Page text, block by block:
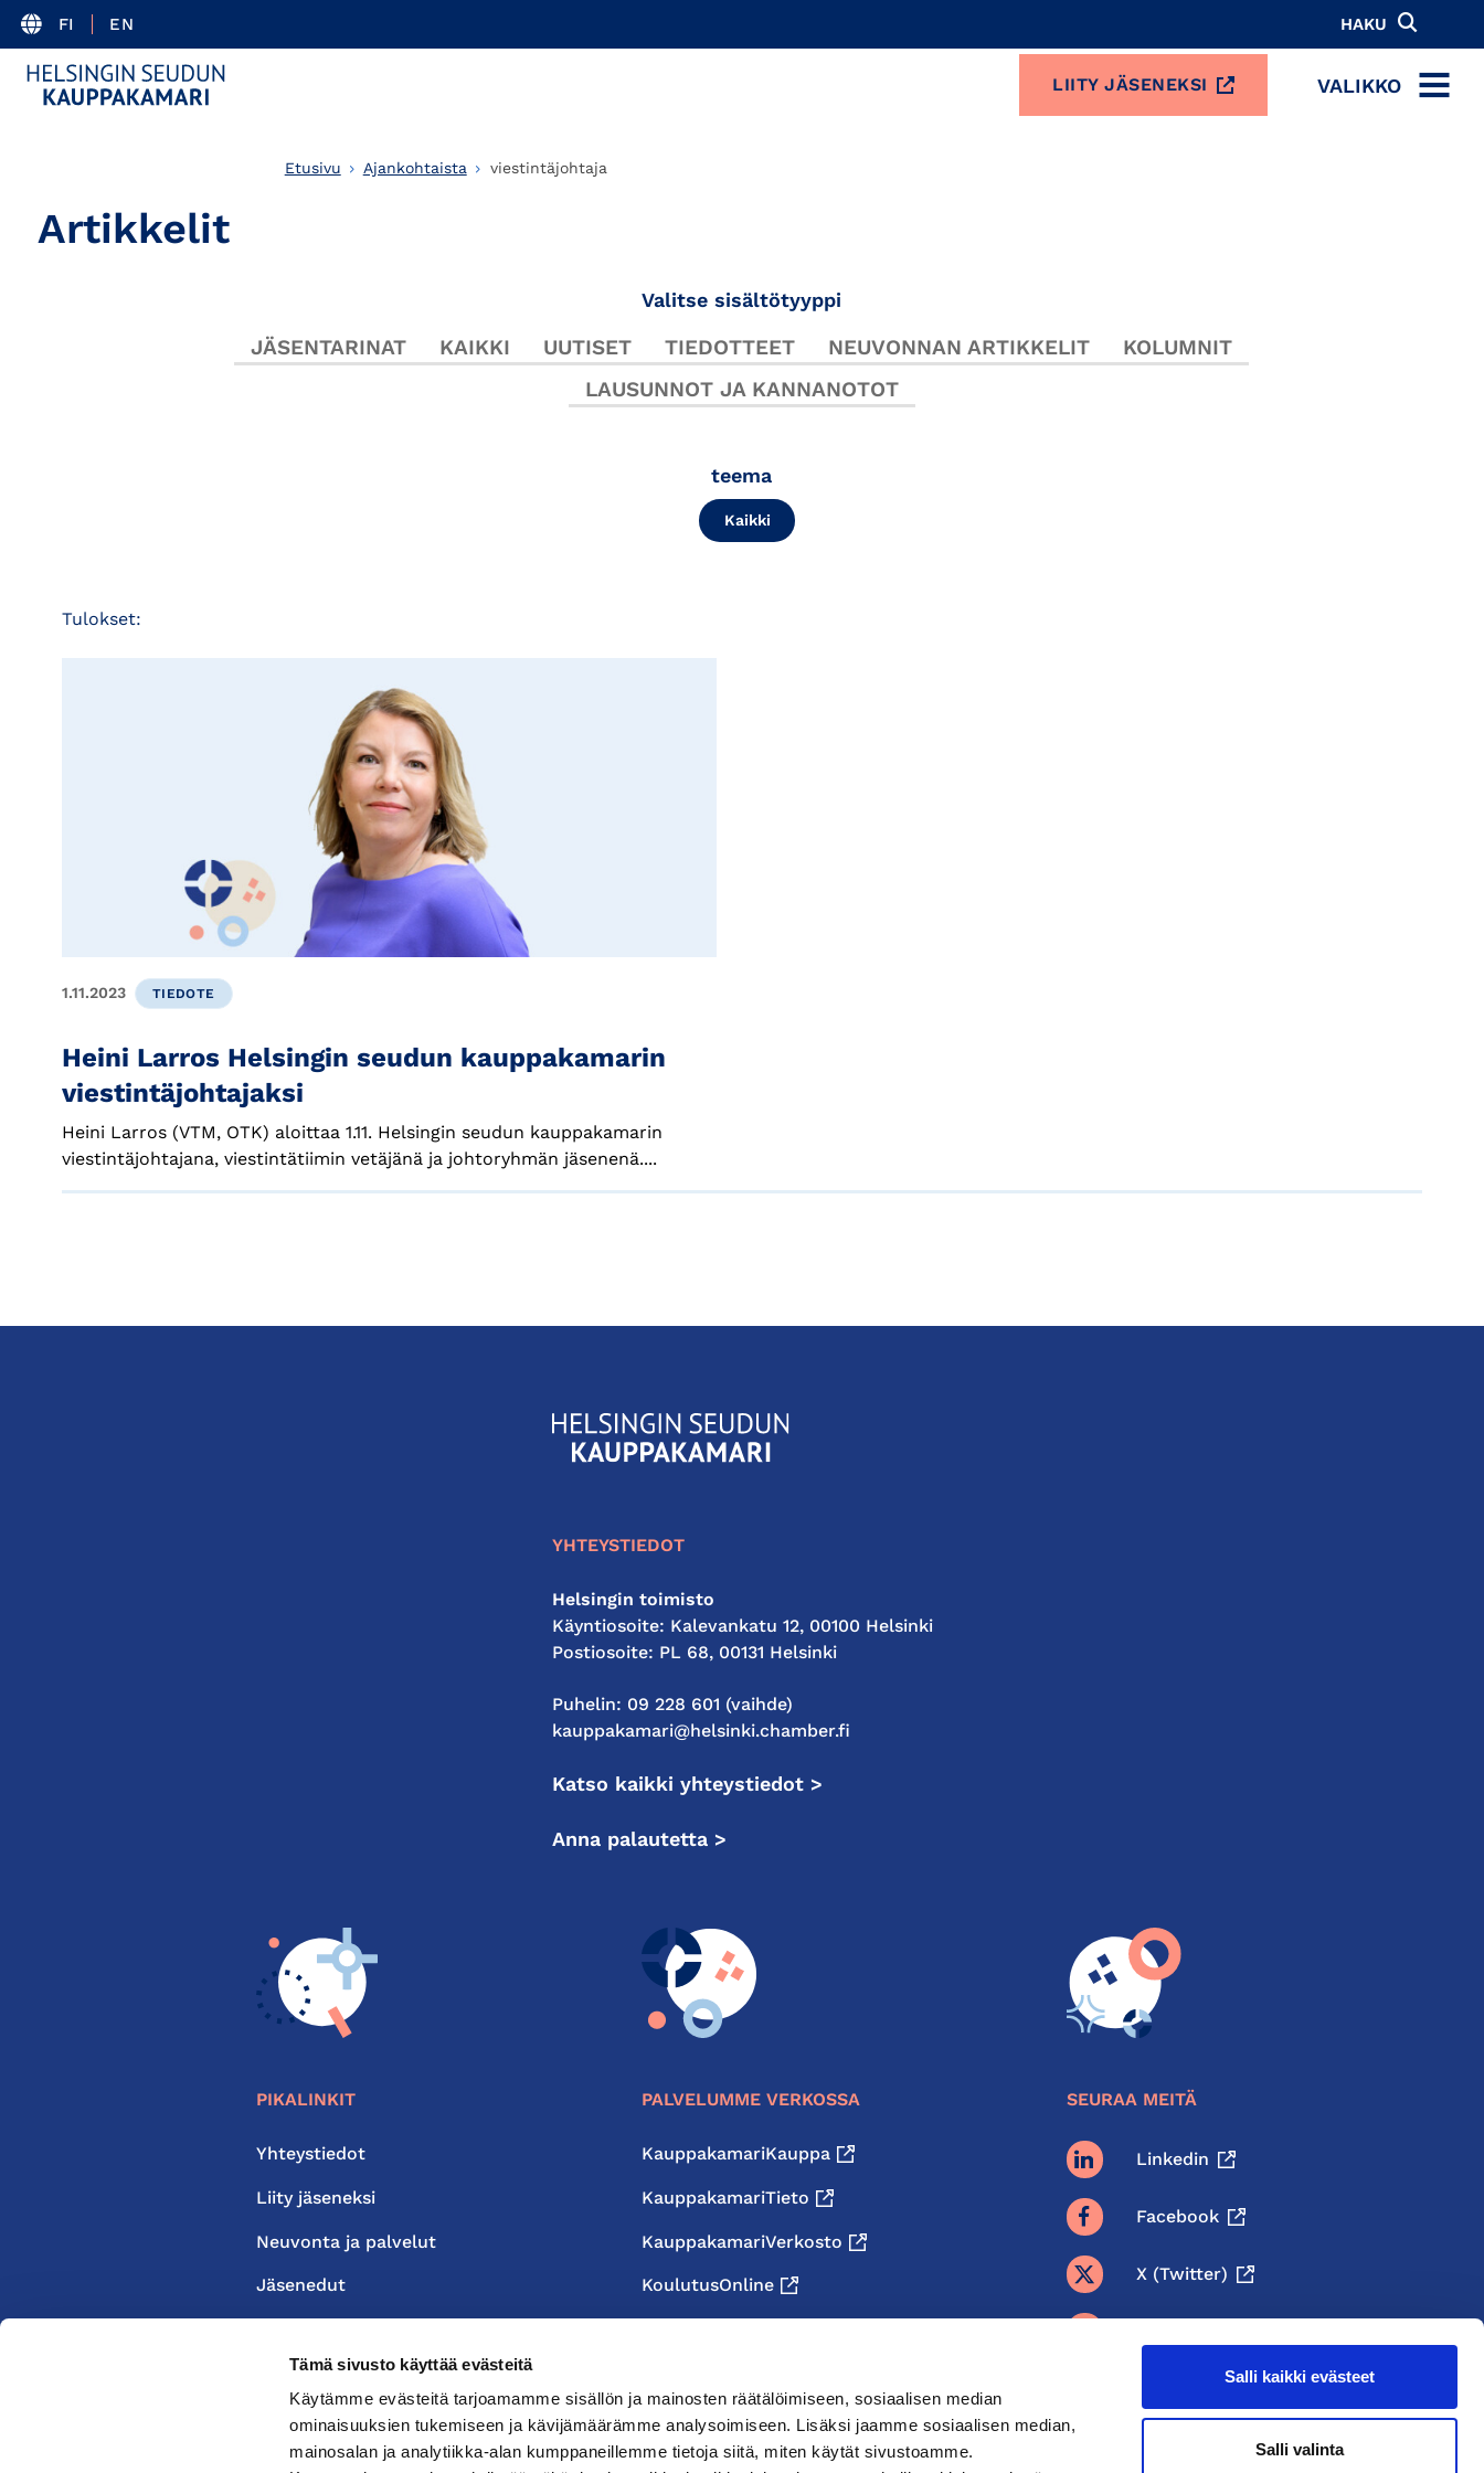
Tämä sivusto käyttää evästeitä
Käytämme evästeitä tarjoamamme sisällön ja mainosten räätälöimiseen, sosiaalisen median
ominaisuuksien tukemiseen ja kävijämäärämme analysoimiseen. Lisäksi jaamme sosiaalisen median,
mainosalan ja analytiikka-alan kumppaneillemme tietoja siitä, miten käytät sivustoamme.
Salli kaikki evästeet
Salli valinta
FI EN HAKU
LIITY JÄSENEKSI VALIKKO
MENU
Etusivu Ajankohtaista viestintäjohtaja
Artikkelit
Valitse sisältötyyppi
JÄSENTARINAT KAIKKI UUTISET TIEDOTTEET NEUVONNAN ARTIKKELIT
KOLUMNIT
LAUSUNNOT JA KANNANOTOT
teema
Kaikki
Tulokset:
1.11.2023 TIEDOTE
Heini Larros Helsingin seudun kauppakamarin
viestintäjohtajaksi
Heini Larros (VTM, OTK) aloittaa 1.11. Helsingin seudun kauppakamarin
viestintäjohtajana, viestintätiimin vetäjänä ja johtoryhmän jäsenenä....
KauppakamariHelsingin
seudun
YHTEYSTIEDOT
Helsingin toimisto
Käyntiosoite: Kalevankatu 12, 00100 Helsinki
Postiosoite: PL 68, 00131 Helsinki
Puhelin: 09 228 601 (vaihde)
kauppakamari@helsinki.chamber.fi
Katso kaikki yhteystiedot >
Anna palautetta >
PIKALINKIT
Yhteystiedot
Liity jäseneksi
Neuvonta ja palvelut
Jäsenedut
PALVELUMME VERKOSSA
KauppakamariKauppa
KauppakamariTieto
KauppakamariVerkosto
KoulutusOnline
SEURAA MEITÄ
Linkedin
Facebook
X (twitter)